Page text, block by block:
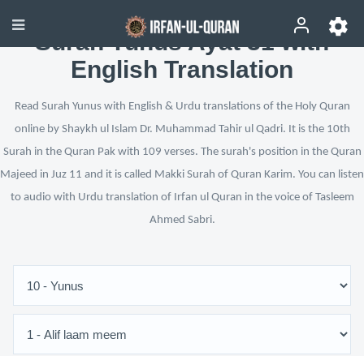
Surah Yunus Ayat 31 with
English Translation
Read Surah Yunus with English & Urdu translations of the Holy Quran
online by Shaykh ul Islam Dr. Muhammad Tahir ul Qadri. It is the 10th
Surah in the Quran Pak with 109 verses. The surah's position in the Quran
Majeed in Juz 11 and it is called Makki Surah of Quran Karim. You can listen
to audio with Urdu translation of Irfan ul Quran in the voice of Tasleem
Ahmed Sabri.